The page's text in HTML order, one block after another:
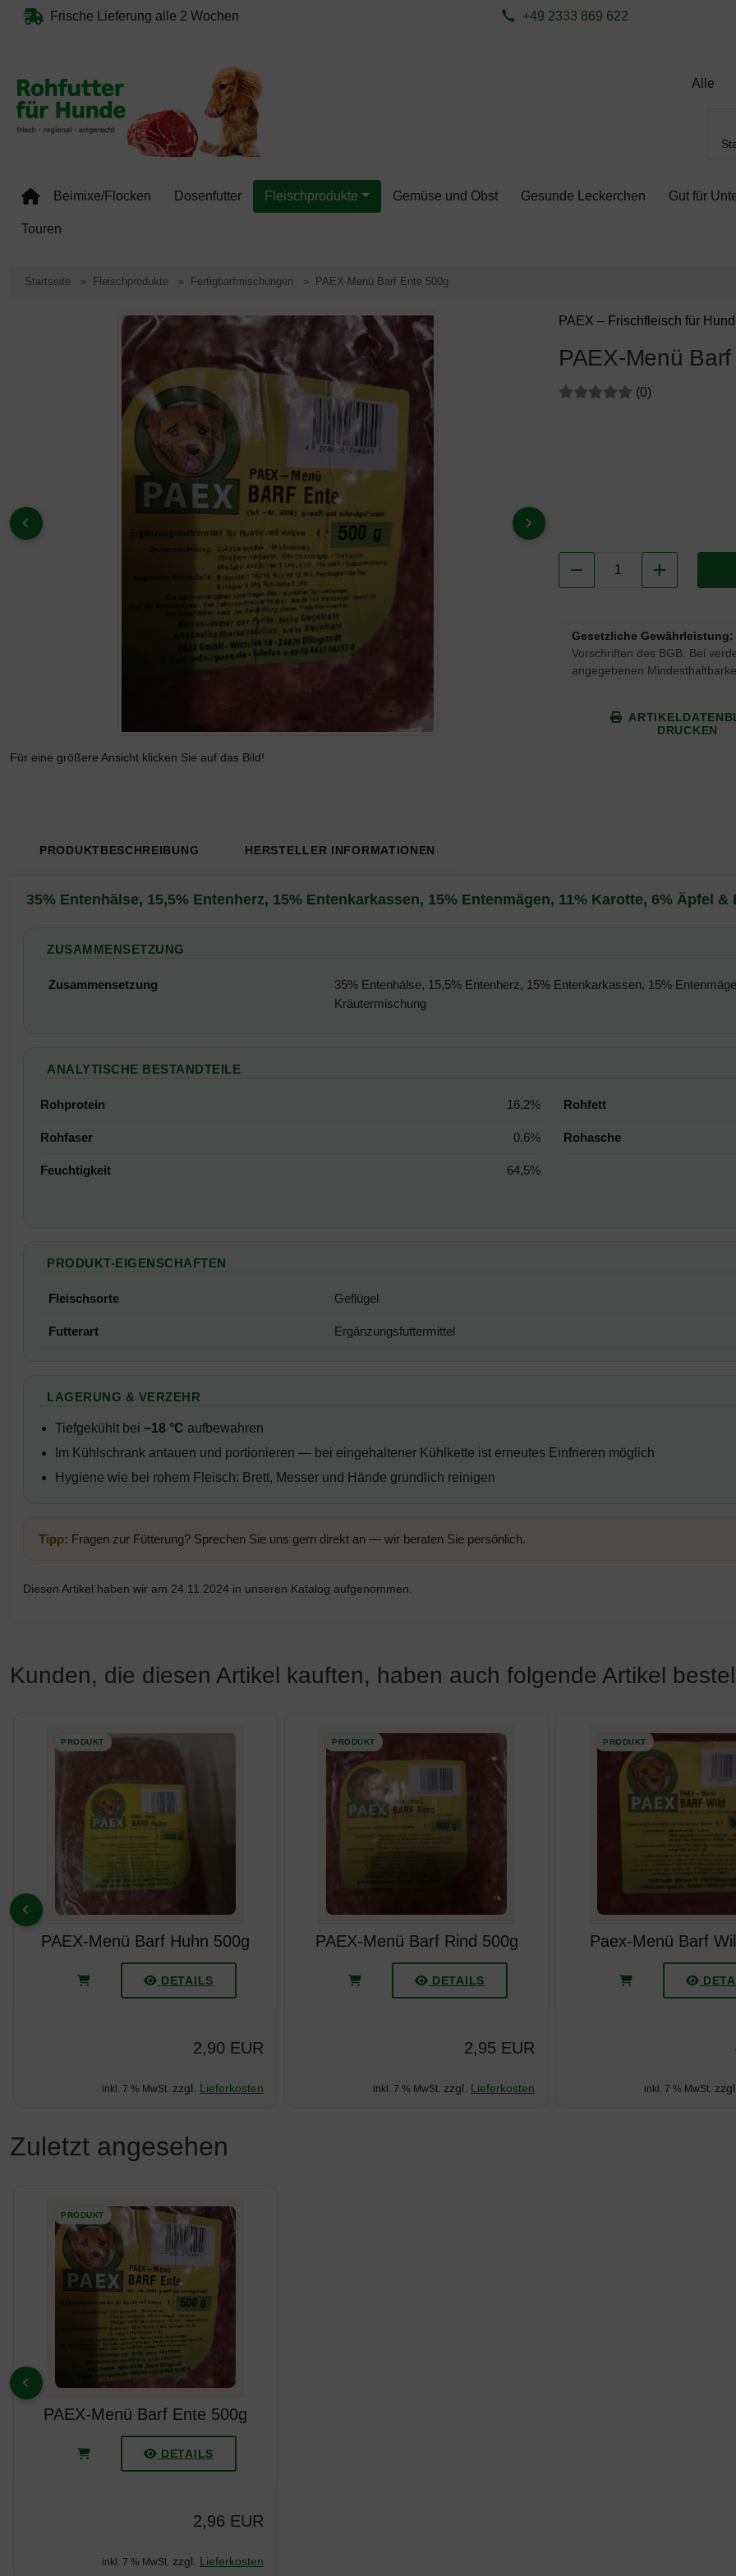
Sprungnavigation (skip link) ist jederzeit zu erreichen, Seite aktualisieren (F5-Taste) und mit Tab-Taste Navigation öffnen.
Sprungnavigation
Springe zum Inhalt Springe zur Navigation Springe zum Button für Einstellungen
Frische Lieferung alle 2 Wochen +49 2333 869 622
Beimixe/Flocken Dosenfutter Fleischprodukte Gemüse und Obst Gesunde Leckerchen Gut für
Touren
Startseite Fleischprodukte Fertigbarfmischungen PAEX-Menü Barf Ente 500g
PAEX – Frischfleisch für
PAEX-Menü
Bewertungen:(0Bewertungen
)
Wenn mehr als ein Produktbild existiert, können Sie die "Zurück-" und "Vor-Button" nutzen, um zwischen den Bildern zu
ZURÜCK VOR
Für eine größere Ansicht klicken Sie auf das Bild!
Gesetzliche Gewährleistung:
Vorschriften des BGB. Bei
angegebenen
DRUCKEN
PRODUKTBESCHREIBUNG HERSTELLER INFORMATIONEN
Produktbeschreibung
35% Entenhälse, 15,5% Entenherz, 15% Entenkarkassen, 15% Entenmägen, 11% Karotte, 6% Äpfel
ZUSAMMENSETZUNG
Zusammensetzung
35% Entenhälse, 15,5% Entenherz, 15% Entenkarkassen, 15%
Kräutermischung
ANALYTISCHE BESTANDTEILE
Rohprotein 16,2% Rohfett
Rohfaser 0,6% Rohasche
Feuchtigkeit 64,5%
PRODUKT-EIGENSCHAFTEN
Fleischsorte Geflügel
Futterart Ergänzungsfuttermittel
LAGERUNG & VERZEHR
Tiefgekühlt bei −18 °C aufbewahren
Im Kühlschrank antauen und portionieren — bei eingehaltener Kühlkette ist erneutes Einfrieren möglich
Hygiene wie bei rohem Fleisch: Brett, Messer und Hände gründlich reinigen
Tipp: Fragen zur Fütterung? Sprechen Sie uns gern direkt an — wir beraten Sie persönlich.
Diesen Artikel haben wir am 24.11.2024 in unseren Katalog aufgenommen.
Kunden, die diesen Artikel kauften, haben auch folgende Artikel
ZURÜCK
PAEX-Menü Barf Huhn 500g
DETAILS
2,90 EUR
inkl. 7 % MwSt. zzgl. Lieferkosten
PAEX-Menü Barf Rind 500g
DETAILS
2,95 EUR
inkl. 7 % MwSt. zzgl. Lieferkosten
Paex-Menü Barf
inkl. 7 % MwSt.
Zuletzt angesehen
ZURÜCK
PAEX-Menü Barf Ente 500g
DETAILS
2,96 EUR
inkl. 7 % MwSt. zzgl. Lieferkosten